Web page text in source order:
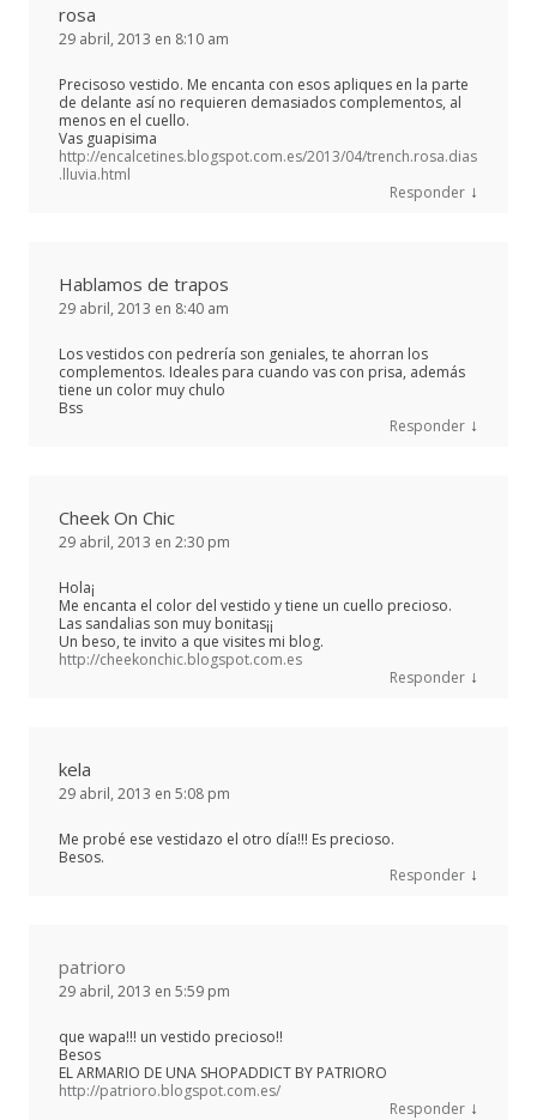
rosa
29 abril, 2013 en 8:10 am
Precisoso vestido. Me encanta con esos apliques en la parte
de delante así no requieren demasiados complementos, al
menos en el cuello.
Vas guapisima
http://encalcetines.blogspot.com.es/2013/04/trench.rosa.dias
.lluvia.html
Responder ↓
Hablamos de trapos
29 abril, 2013 en 8:40 am
Los vestidos con pedrería son geniales, te ahorran los
complementos. Ideales para cuando vas con prisa, además
tiene un color muy chulo
Bss
Responder ↓
Cheek On Chic
29 abril, 2013 en 2:30 pm
Hola¡
Me encanta el color del vestido y tiene un cuello precioso.
Las sandalias son muy bonitas¡¡
Un beso, te invito a que visites mi blog.
http://cheekonchic.blogspot.com.es
Responder ↓
kela
29 abril, 2013 en 5:08 pm
Me probé ese vestidazo el otro día!!! Es precioso.
Besos.
Responder ↓
patrioro
29 abril, 2013 en 5:59 pm
que wapa!!! un vestido precioso!!
Besos
EL ARMARIO DE UNA SHOPADDICT BY PATRIORO
http://patrioro.blogspot.com.es/
Responder ↓